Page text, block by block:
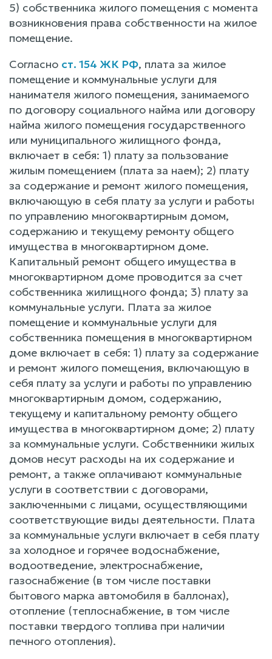
5) собственника жилого помещения с момента
возникновения права собственности на жилое
помещение.
Согласно ст. 154 ЖК РФ, плата за жилое
помещение и коммунальные услуги для
нанимателя жилого помещения, занимаемого
по договору социального найма или договору
найма жилого помещения государственного
или муниципального жилищного фонда,
включает в себя: 1) плату за пользование
жилым помещением (плата за наем); 2) плату
за содержание и ремонт жилого помещения,
включающую в себя плату за услуги и работы
по управлению многоквартирным домом,
содержанию и текущему ремонту общего
имущества в многоквартирном доме.
Капитальный ремонт общего имущества в
многоквартирном доме проводится за счет
собственника жилищного фонда; 3) плату за
коммунальные услуги. Плата за жилое
помещение и коммунальные услуги для
собственника помещения в многоквартирном
доме включает в себя: 1) плату за содержание
и ремонт жилого помещения, включающую в
себя плату за услуги и работы по управлению
многоквартирным домом, содержанию,
текущему и капитальному ремонту общего
имущества в многоквартирном доме; 2) плату
за коммунальные услуги. Собственники жилых
домов несут расходы на их содержание и
ремонт, а также оплачивают коммунальные
услуги в соответствии с договорами,
заключенными с лицами, осуществляющими
соответствующие виды деятельности. Плата
за коммунальные услуги включает в себя плату
за холодное и горячее водоснабжение,
водоотведение, электроснабжение,
газоснабжение (в том числе поставки
бытового марка автомобиля в баллонах),
отопление (теплоснабжение, в том числе
поставки твердого топлива при наличии
печного отопления).